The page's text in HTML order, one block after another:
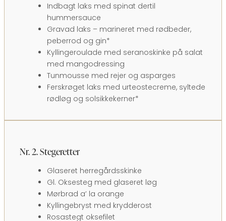
Indbagt laks med spinat dertil
hummersauce
Gravad laks – marineret med rødbeder,
peberrod og gin*
Kyllingeroulade med seranoskinke på salat
med mangodressing
Tunmousse med rejer og asparges
Ferskrøget laks med urteostecreme, syltede
rødløg og solsikkekerner*
Nr. 2. Stegeretter
​Glaseret herregårdsskinke
Gl. Oksesteg med glaseret løg
Mørbrad a’ la orange
Kyllingebryst med krydderost
Rosastegt oksefilet